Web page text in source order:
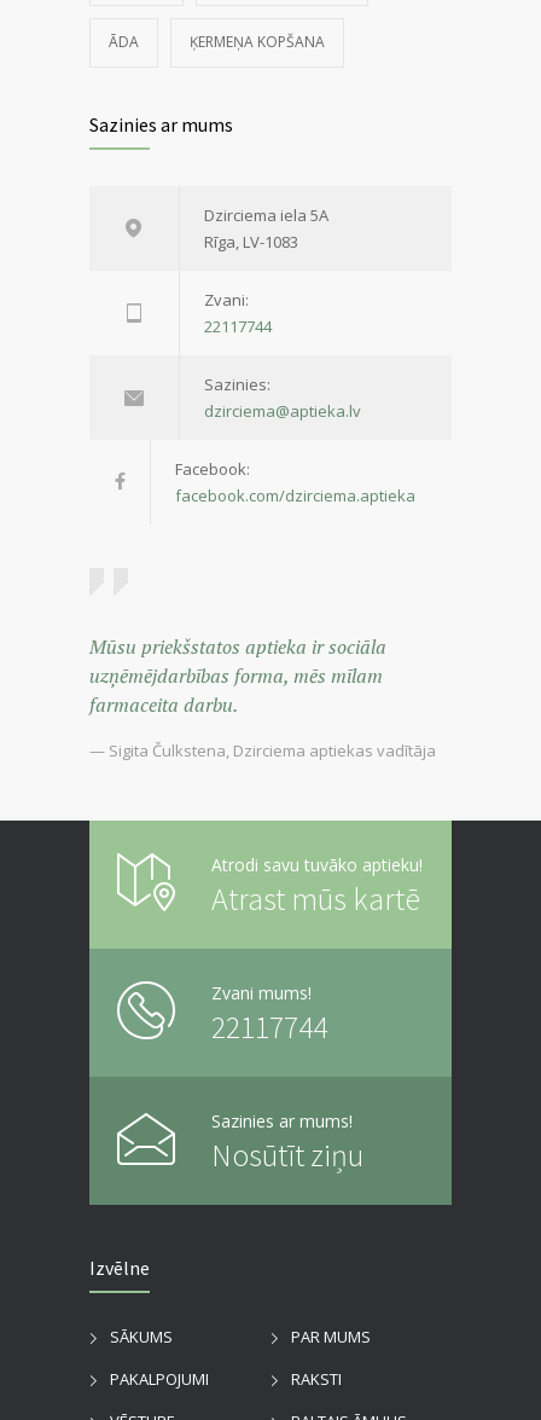
ĀDA ĶERMEŅA KOPŠANA
Sazinies ar mums
Dzirciema iela 5A
Rīga, LV-1083
Zvani:
22117744
Sazinies:
dzirciema@aptieka.lv
Facebook:
facebook.com/dzirciema.aptieka
Mūsu priekšstatos aptieka ir sociāla
uzņēmējdarbības forma, mēs mīlam
farmaceita darbu.
— Sigita Čulkstena, Dzirciema aptiekas vadītāja
Atrodi savu tuvāko aptieku!
Atrast mūs kartē
Zvani mums!
22117744
Sazinies ar mums!
Nosūtīt ziņu
Izvēlne
SĀKUMS
PAR MUMS
PAKALPOJUMI
RAKSTI